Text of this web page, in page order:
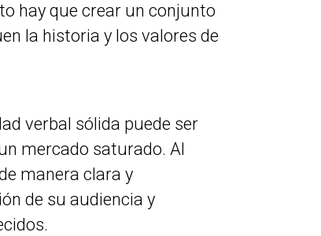
hay que crear un conjunto
la historia y los valores de
verbal sólida puede ser
mercado saturado. Al
manera clara y
de su audiencia y